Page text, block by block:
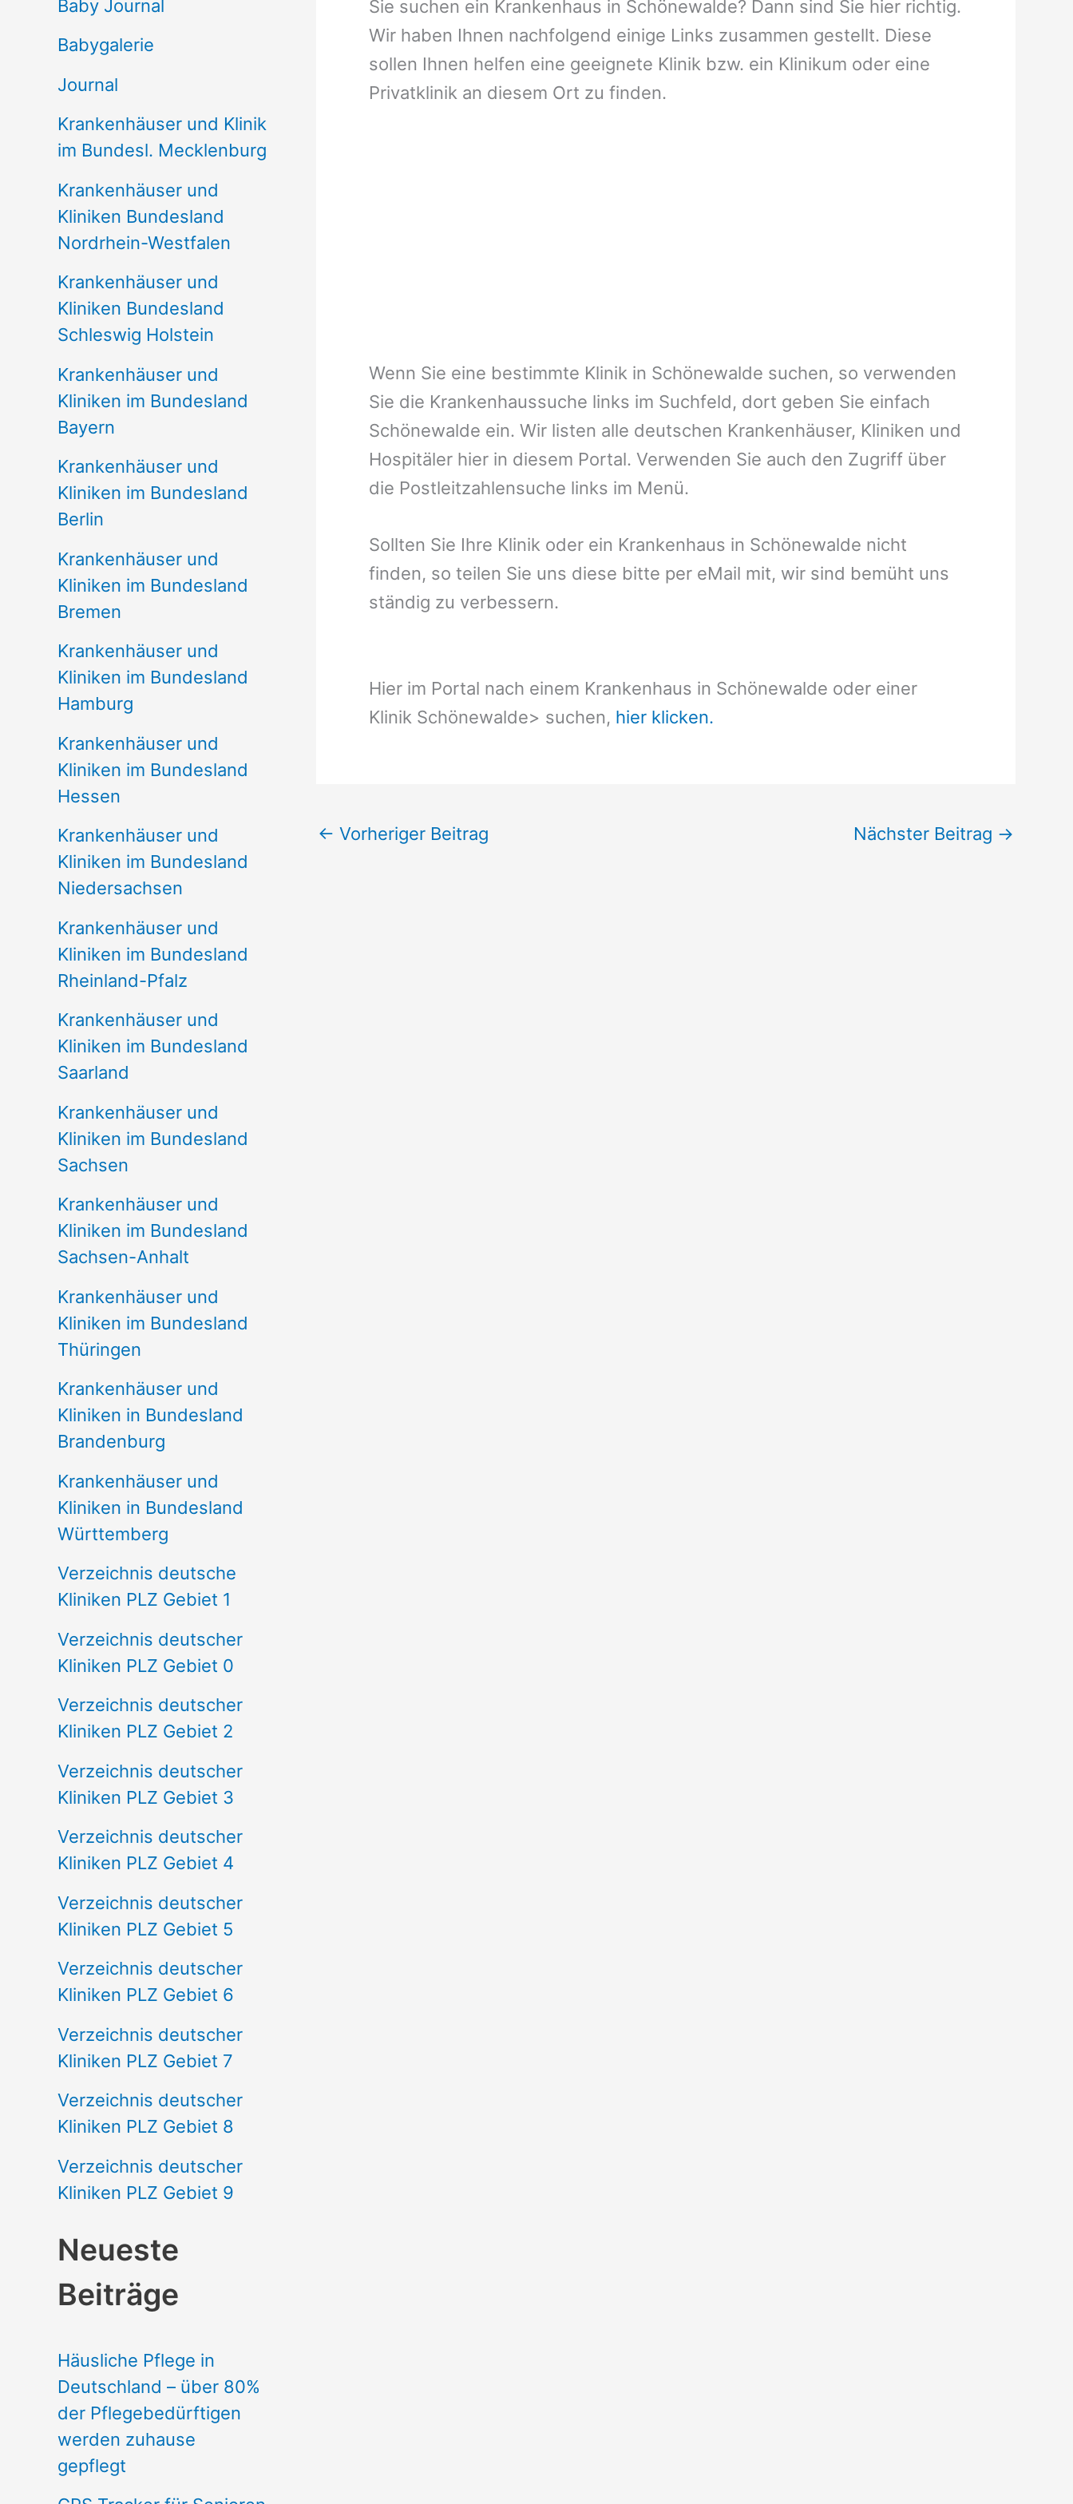
n
n
c
h
:
Baby Journal
Babygalerie
Journal
Krankenhäuser und Klinik
im Bundesl. Mecklenburg
Krankenhäuser und
Kliniken Bundesland
Nordrhein-Westfalen
Krankenhäuser und
Kliniken Bundesland
Schleswig Holstein
Krankenhäuser und
Kliniken im Bundesland
Bayern
Krankenhäuser und
Kliniken im Bundesland
Berlin
Krankenhäuser und
Kliniken im Bundesland
Bremen
Krankenhäuser und
Kliniken im Bundesland
Hamburg
Krankenhäuser und
Kliniken im Bundesland
Hessen
Krankenhäuser und
Kliniken im Bundesland
Niedersachsen
Krankenhäuser und
Kliniken im Bundesland
Rheinland-Pfalz
Krankenhäuser und
Kliniken im Bundesland
Saarland
Krankenhäuser und
Kliniken im Bundesland
Sachsen
Krankenhäuser und
Kliniken im Bundesland
Sachsen-Anhalt
Krankenhäuser und
Kliniken im Bundesland
Thüringen
Krankenhäuser und
Kliniken in Bundesland
Brandenburg
Krankenhäuser und
Kliniken in Bundesland
Württemberg
Verzeichnis deutsche
Kliniken PLZ Gebiet 1
Verzeichnis deutscher
Kliniken PLZ Gebiet 0
Verzeichnis deutscher
Kliniken PLZ Gebiet 2
Verzeichnis deutscher
Kliniken PLZ Gebiet 3
Verzeichnis deutscher
Kliniken PLZ Gebiet 4
Verzeichnis deutscher
Kliniken PLZ Gebiet 5
Verzeichnis deutscher
Kliniken PLZ Gebiet 6
Verzeichnis deutscher
Kliniken PLZ Gebiet 7
Verzeichnis deutscher
Kliniken PLZ Gebiet 8
Verzeichnis deutscher
Kliniken PLZ Gebiet 9
Neueste
Beiträge
Häusliche Pflege in
Deutschland – über 80%
der Pflegebedürftigen
werden zuhause
gepflegt
Sie suchen ein Krankenhaus in Schönewalde? Dann sind Sie hier richtig.
Wir haben Ihnen nachfolgend einige Links zusammen gestellt. Diese
sollen Ihnen helfen eine geeignete Klinik bzw. ein Klinikum oder eine
Privatklinik an diesem Ort zu finden.
Wenn Sie eine bestimmte Klinik in Schönewalde suchen, so verwenden
Sie die Krankenhaussuche links im Suchfeld, dort geben Sie einfach
Schönewalde ein. Wir listen alle deutschen Krankenhäuser, Kliniken und
Hospitäler hier in diesem Portal. Verwenden Sie auch den Zugriff über
die Postleitzahlensuche links im Menü.
Sollten Sie Ihre Klinik oder ein Krankenhaus in Schönewalde nicht
finden, so teilen Sie uns diese bitte per eMail mit, wir sind bemüht uns
ständig zu verbessern.
Hier im Portal nach einem Krankenhaus in Schönewalde oder einer
Klinik Schönewalde> suchen, hier klicken.
← Vorheriger Beitrag Nächster Beitrag →